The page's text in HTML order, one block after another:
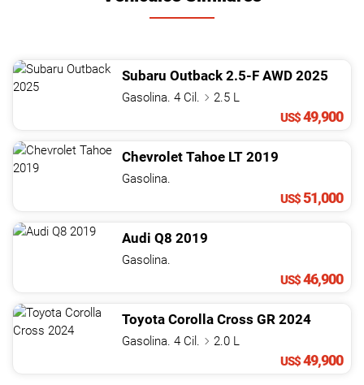
Subaru Outback 2.5-F AWD 2025
Gasolina. 4 Cil.
2.5 L
US$49,900
Chevrolet Tahoe LT 2019
Gasolina.
US$51,000
Audi Q8 2019
Gasolina.
US$46,900
Toyota Corolla Cross GR 2024
Gasolina. 4 Cil.
2.0 L
US$49,900